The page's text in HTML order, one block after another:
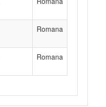
Romana
Romana